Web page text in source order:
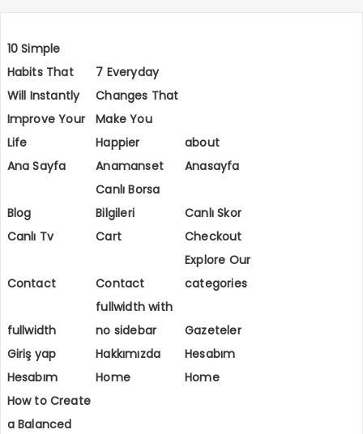
10 Simple
Habits That
Will Instantly
Improve Your
Life
7 Everyday
Changes That
Make You
Happier
about
Ana Sayfa
Anamanset Anasayfa
Blog
Canlı Borsa
Bilgileri
Canlı Skor
Canlı Tv
Cart Checkout
Contact Contact
Explore Our
categories
fullwidth
fullwidth with
no sidebar
Gazeteler
Giriş yap
Hakkımızda
Hesabım
Hesabım
Home
Home
How to Create
a Balanced